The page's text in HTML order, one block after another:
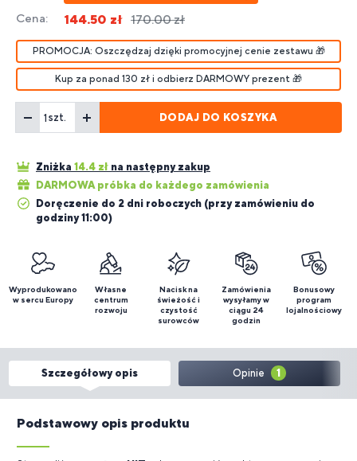
Cena: 170.00 zł
144.50 zł
PROMOCJA: Oszczędzaj dzięki promocyjnej cenie zestawu 🎁
Kup za ponad 130 zł i odbierz DARMOWY prezent 🎁
szt. DODAJ DO KOSZYKA
Zniżka 14.4 zł na następny zakup
DARMOWA próbka do każdego zamówienia
Doręczenie do 2 dni roboczych (przy zamówieniu do
godziny 11:00)
Wyprodukowano
w sercu Europy
Własne
centrum
rozwoju
Nacisk na
świeżość i
czystość
surowców
Zamówienia
wysyłamy w
ciągu 24
godzin
Bonusowy
program
lojalnościowy
Szczegółowy opis Opinie 1
Podstawowy opis produktu